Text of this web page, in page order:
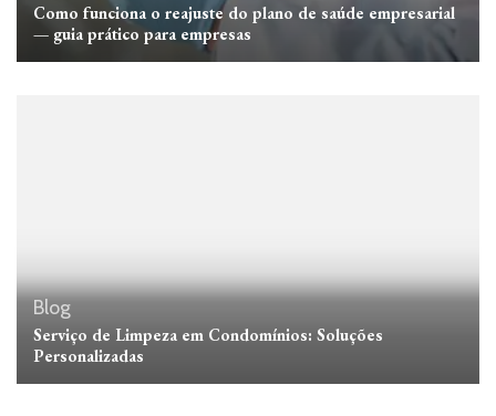
Como funciona o reajuste do plano de saúde empresarial
— guia prático para empresas
Blog
Serviço de Limpeza em Condomínios: Soluções
Personalizadas